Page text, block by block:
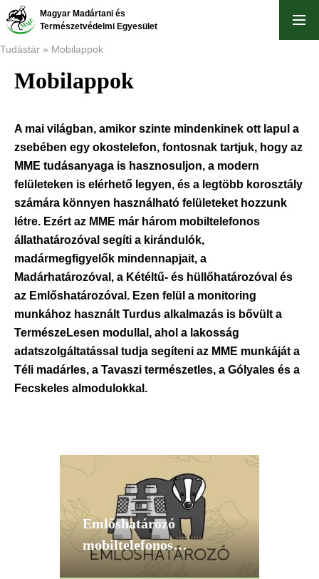
Ugrás
tartalomra
Magyar Madártani és
Természetvédelmi Egyesület
Morzsa
Tudástár Mobilappok
Mobilappok
A mai világban, amikor szinte mindenkinek ott lapul a
zsebében egy okostelefon, fontosnak tartjuk, hogy az
MME tudásanyaga is hasznosuljon, a modern
felületeken is elérhető legyen, és a legtöbb korosztály
számára könnyen használható felületeket hozzunk
létre. Ezért az MME már három mobiltelefonos
állathatározóval segíti a kirándulók,
madármegfigyelők mindennapjait, a
Madárhatározóval, a Kétéltű- és hüllőhatározóval és
az Emlőshatározóval. Ezen felül a monitoring
munkához használt Turdus alkalmazás is bővült a
TermészeLesen modullal, ahol a lakosság
adatszolgáltatással tudja segíteni az MME munkáját a
Téli madárles, a Tavaszi természetles, a Gólyales és a
Fecskeles almodulokkal.
Emlőshatározó
mobiltelefonos
alkalmazás